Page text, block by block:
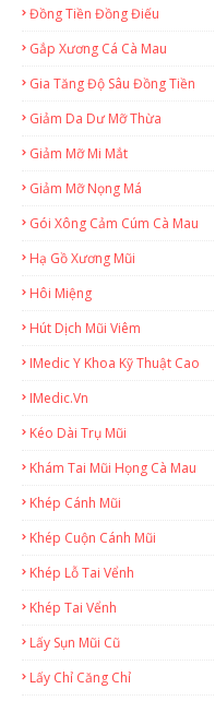
Đồng Tiền Đồng Điếu
Gắp Xương Cá Cà Mau
Gia Tăng Độ Sâu Đồng Tiền
Giảm Da Dư Mỡ Thừa
Giảm Mỡ Mi Mắt
Giảm Mỡ Nọng Má
Gói Xông Cảm Cúm Cà Mau
Hạ Gồ Xương Mũi
Hôi Miệng
Hút Dịch Mũi Viêm
IMedic Y Khoa Kỹ Thuật Cao
IMedic.vn
Kéo Dài Trụ Mũi
Khám Tai Mũi Họng Cà Mau
Khép Cánh Mũi
Khép Cuộn Cánh Mũi
Khép Lỗ Tai Vểnh
Khép Tai Vểnh
Lấy Sụn Mũi Cũ
Lấy Chỉ Căng Chỉ